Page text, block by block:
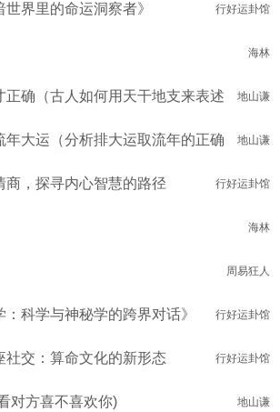
行好运卦馆
世界里的命运洞察者》
海林
地山谦
正确（古人如何用天干地支来表述
地山谦
年大运（分析排大运取流年的正确
行好运卦馆
商，探寻内心智慧的路径
海林
周易狂人
行好运卦馆
：科学与神秘学的跨界对话》
行好运卦馆
社交：算命文化的新形态
地山谦
对方喜不喜欢你)